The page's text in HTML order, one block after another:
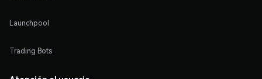
Launchpool
Trading Bots